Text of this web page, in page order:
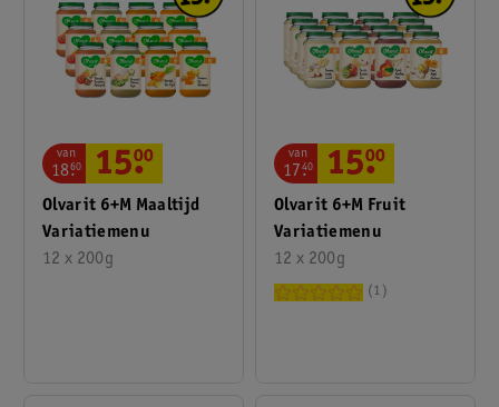
Olvarit 6+M Maaltijd
Variatiemenu
12 x 200g
van
18.
60 15.
00
Olvarit 6+M Fruit
Variatiemenu
12 x 200g
van
17.
40 15.
00
1